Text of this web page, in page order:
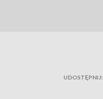
UDOSTĘPNIJ: